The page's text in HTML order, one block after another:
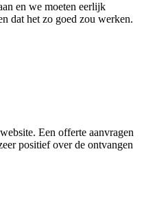
en we moeten eerlijk
dat het zo goed zou werken.
Een offerte aanvragen
positief over de ontvangen